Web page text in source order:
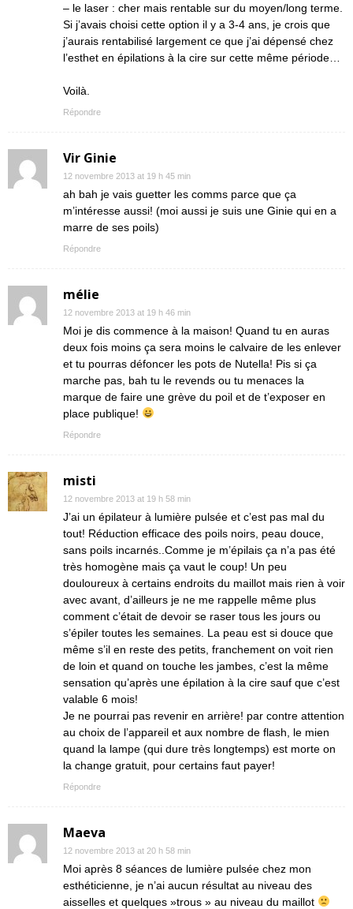
– le laser : cher mais rentable sur du moyen/long terme.
Si j’avais choisi cette option il y a 3-4 ans, je crois que
j’aurais rentabilisé largement ce que j’ai dépensé chez
l’esthet en épilations à la cire sur cette même période…
Voilà.
Répondre
Vir Ginie
12 novembre 2013 at 19 h 45 min
ah bah je vais guetter les comms parce que ça
m’intéresse aussi! (moi aussi je suis une Ginie qui en a
marre de ses poils)
Répondre
mélie
12 novembre 2013 at 19 h 46 min
Moi je dis commence à la maison! Quand tu en auras
deux fois moins ça sera moins le calvaire de les enlever
et tu pourras défoncer les pots de Nutella! Pis si ça
marche pas, bah tu le revends ou tu menaces la
marque de faire une grève du poil et de t’exposer en
place publique!
Répondre
misti
12 novembre 2013 at 19 h 58 min
J’ai un épilateur à lumière pulsée et c’est pas mal du
tout! Réduction efficace des poils noirs, peau douce,
sans poils incarnés..Comme je m’épilais ça n’a pas été
très homogène mais ça vaut le coup! Un peu
douloureux à certains endroits du maillot mais rien à voir
avec avant, d’ailleurs je ne me rappelle même plus
comment c’était de devoir se raser tous les jours ou
s’épiler toutes les semaines. La peau est si douce que
même s’il en reste des petits, franchement on voit rien
de loin et quand on touche les jambes, c’est la même
sensation qu’après une épilation à la cire sauf que c’est
valable 6 mois!
Je ne pourrai pas revenir en arrière! par contre attention
au choix de l’appareil et aux nombre de flash, le mien
quand la lampe (qui dure très longtemps) est morte on
la change gratuit, pour certains faut payer!
Répondre
Maeva
12 novembre 2013 at 20 h 58 min
Moi après 8 séances de lumière pulsée chez mon
esthéticienne, je n’ai aucun résultat au niveau des
aisselles et quelques »trous » au niveau du maillot